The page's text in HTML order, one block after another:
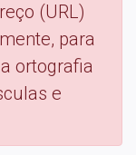
(URL)
para
ortografia
e